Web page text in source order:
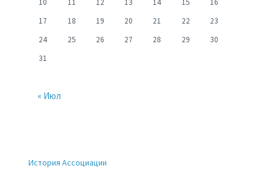
10
11 12 13 14 15
16
17
18 19 20 21 22
23
24
25 26 27 28 29
30
31
« Июл
История Ассоциации